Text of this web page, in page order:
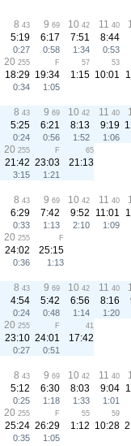
8 43 9 69 10 42 11 40
5:19 6:17 7:51 8:44
0:27 0:58 1:34 0:53
20 255 F 57 53
18:29 19:34 1:15 10:01
0:34 1:05
8 43 9 69 10 42 11 40
5:25 6:21 8:13 9:19
0:24 0:56 1:52 1:06
20 255 F 65
21:42 23:03 21:13
3:15 1:21
8 43 9 69 10 42 11 40
6:29 7:42 9:52 11:01
0:33 1:13 2:10 1:09
20 255 F
24:02 25:15
0:36 1:13
8 43 9 69 10 42 11 40
4:54 5:42 6:56 8:16
0:24 0:48 1:14 1:20
20 255 F 41
23:10 24:01 17:42
0:27 0:51
8 43 9 69 10 42 11 40
5:12 6:30 8:03 9:04
0:25 1:18 1:33 1:01
20 255 F 55 59
25:24 26:29 1:12 10:28
0:35 1:05